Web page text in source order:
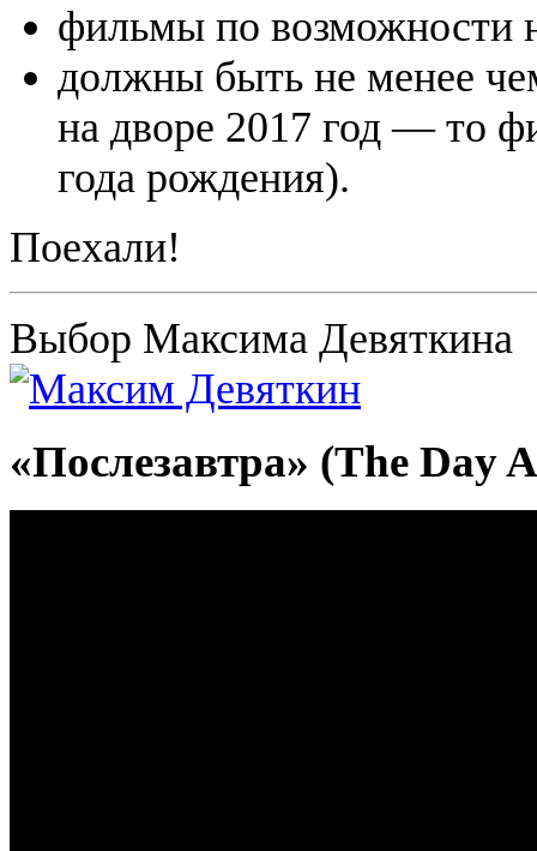
фильмы по возможности
должны быть не менее
на дворе 2017 год — то
года рождения).
Поехали!
Выбор Максима Девяткина
«Послезавтра» (The Day